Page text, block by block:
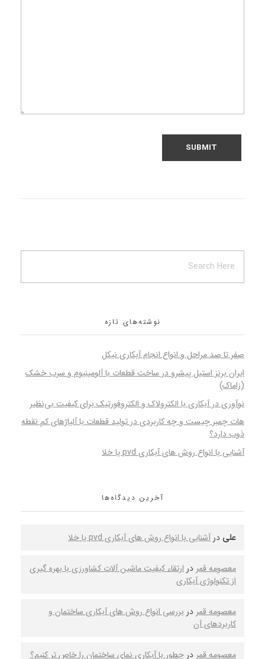
نوشته‌های تازه
صفر تا صد مراحل و انواع انجام آبکاری نیکل
ایران برنز استیل پیشرو در ساخت قطعات با آلومینیوم و سرب خشک
(زاماک)
نوآوری در آبکاری با الکترولاک و الکتروفورتیک برای کیفیت بی‌نظیر
هات چمبر چیست و چه کاربردی در تولید قطعات با آلیاژهای کم نقطه
ذوب دارد؟
آشنایی با انواع روش های آبکاری pvd یا خلا
آخرین دیدگاه‌ها
علی درآشنایی با انواع روش های آبکاری pvd یا خلا
معصومه قمر در ارتقاء کیفیت ماشین‌ آلات کشاورزی با بهره‌ گیری
از تکنولوژی آبکاری
معصومه قمر در بررسی انواع روش‌ های آبکاری ساختمان و
کاربردهای آن
معصومه قمر در چطور با آبکاری نمای ساختمان را خاص‌ تر کنیم؟